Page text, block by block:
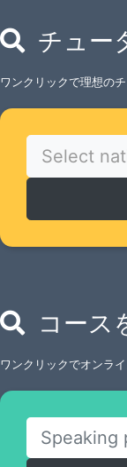
チュー
ワンクリックで理想のチ
Select
コース
ワンクリックでオンラ